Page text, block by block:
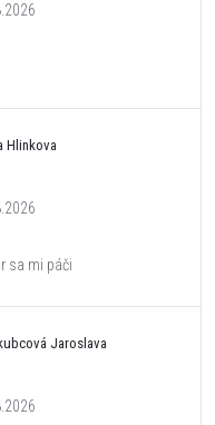
Hlinkova
sa mi páči
Jaroslava